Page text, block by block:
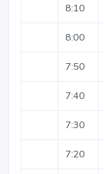
8:10
8:00
7:50
7:40
7:30
7:20